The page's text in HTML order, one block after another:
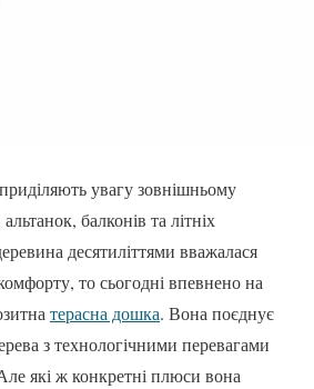
увагу зовнішньому
балконів та літніх
десятиліттями вважалася
то сьогодні впевнено на
терасна дошка. Вона поєднує
з технологічними перевагами
які ж конкретні плюси вона